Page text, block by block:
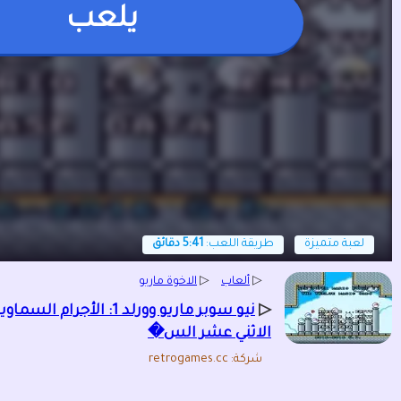
يلعب
لعبة متميزة طريقة اللعب: 5:41 دقائق
▷ ألعاب ▷ الاخوة ماريو
▷
نيو سوبر ماريو وورلد 1: الأجرام
الاثني عشر الس�
شركة: retrogames.cc